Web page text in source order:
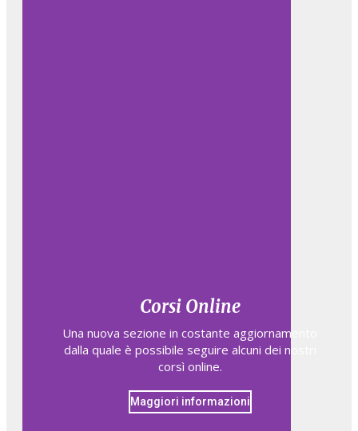
Corsi Online
Una nuova sezione in costante aggiornamento
dalla quale è possibile seguire alcuni dei nostri
corsì online.
Maggiori informazioni